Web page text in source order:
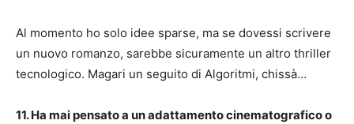
Al momento ho solo idee sparse, ma se dovessi scrivere
un nuovo romanzo, sarebbe sicuramente un altro thriller
tecnologico. Magari un seguito di Algoritmi, chissà…
11. Ha mai pensato a un adattamento cinematografico o